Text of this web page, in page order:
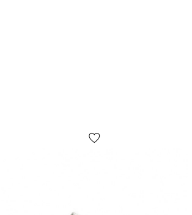
ПОПЕРЕДЖЕННЯ, у тому
випуску, країни